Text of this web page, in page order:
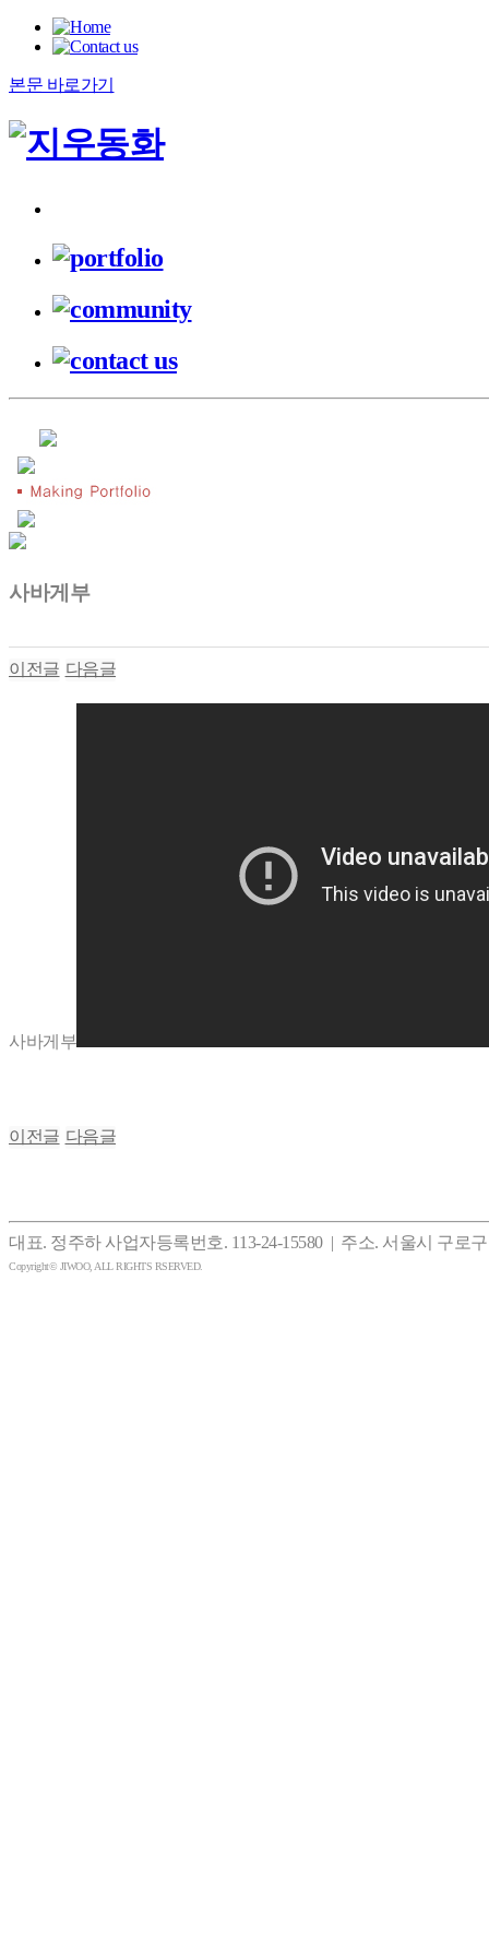
본문 바로가기
사바게부
이전글 다음글
사바게부
이전글 다음글
대표. 정주하 사업자등록번호. 113-24-15580 | 주소. 서울시 구로
Copyright© JIWOO, ALL RIGHTS RSERVED.